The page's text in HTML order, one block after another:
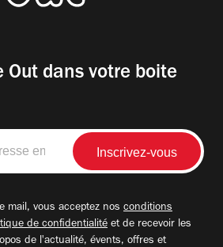
Out dans votre boite
mail, vous acceptez nos conditions
de confidentialité et de recevoir les
de l'actualité, évents, offres et